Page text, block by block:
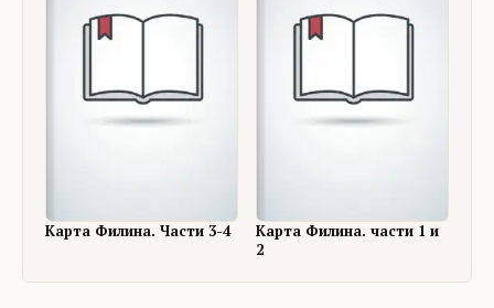
Карта Филина. Части 3-4
Карта Филина. части 1 и
2